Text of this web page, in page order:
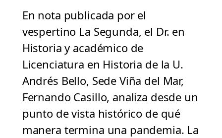
En nota publicada por el
vespertino La Segunda, el Dr. en
Historia y académico de
Licenciatura en Historia de la U.
Andrés Bello, Sede Viña del Mar,
Fernando Casillo, analiza desde un
punto de vista histórico de qué
manera termina una pandemia. La